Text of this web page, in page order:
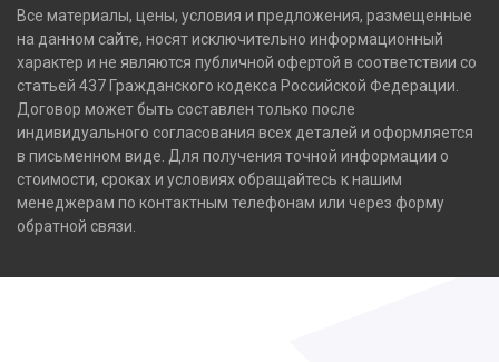
Все материалы, цены, условия и предложения, размещенные
на данном сайте, носят исключительно информационный
характер и не являются публичной офертой в соответствии со
статьей 437 Гражданского кодекса Российской Федерации.
Договор может быть составлен только после
индивидуального согласования всех деталей и оформляется
в письменном виде. Для получения точной информации о
стоимости, сроках и условиях обращайтесь к нашим
менеджерам по контактным телефонам или через форму
обратной связи.